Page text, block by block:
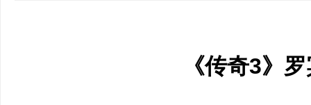
《传奇3》